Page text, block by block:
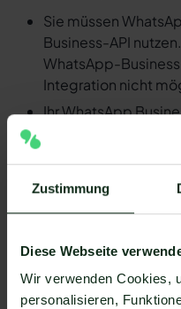
Zustimmung
Diese Webseite
Wir verwenden Cookies,
personalisieren,
Sie müssen
Business-API
WhatsApp-
Integration nicht
Ihr WhatsApp
nötige Software
zu ermöglichen.
von SiteFotos und
Mateo stehen Ihnen
WhatsApp
natürlich auch